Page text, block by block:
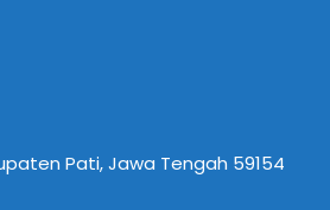
Pati, Jawa Tengah 59154